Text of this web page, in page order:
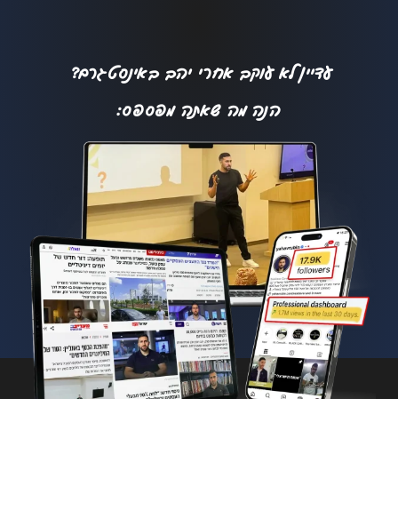
עדיין לא עוקב אחרי יהב באינסטגרם?
הנה מה שאתה מפספס: